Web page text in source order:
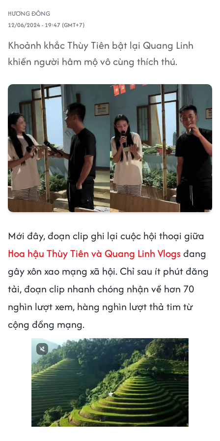
HƯƠNG ĐÔNG
12/06/2024 - 19:47 (GMT+7)
Khoảnh khắc Thùy Tiên bật lại Quang Linh
khiến người hâm mộ vô cùng thích thú.
Mới đây, đoạn clip ghi lại cuộc hội thoại giữa
Hoa hậu Thùy Tiên và Quang Linh Vlogs đang
gây xôn xao mạng xã hội. Chỉ sau ít phút đăng
tải, đoạn clip nhanh chóng nhận về hơn 70
nghìn lượt xem, hàng nghìn lượt thả tim từ
cộng đồng mạng.